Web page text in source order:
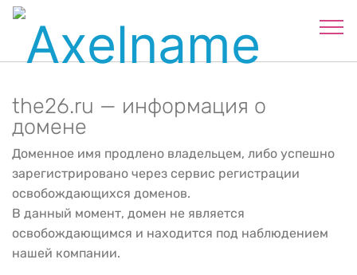
the26.ru — информация о
домене
Доменное имя продлено владельцем, либо успешно
зарегистрировано через сервис регистрации
освобождающихся доменов.
В данный момент, домен не является
освобождающимся и находится под наблюдением
нашей компании.